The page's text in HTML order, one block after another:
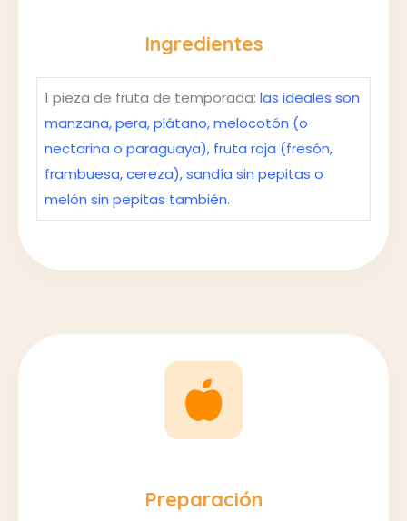
Ingredientes
1 pieza de fruta de temporada: las ideales son
manzana, pera, plátano, melocotón (o
nectarina o paraguaya), fruta roja (fresón,
frambuesa, cereza), sandía sin pepitas o
melón sin pepitas también.
Preparación